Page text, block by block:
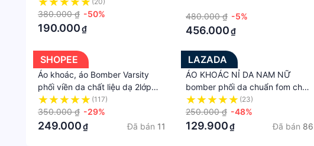
380.000 ₫ -50%
190.000₫
Khoáng, Mạnh Mẽ
480.000 ₫ -5%
456.000₫
SHOPEE
Áo khoác, áo Bomber Varsity
phối viền da chất liệu dạ 2lớp
nam nữ
(117)
350.000 ₫ -29%
249.000₫ Đã bán 11
LAZADA
ÁO KHOÁC NỈ DA NAM NỮ
bomber phối da chuẩn fom chất
nỉ ép cực đẹp luôn các chế ơi.
HOTTREND MỚI ÁO KHOÁC
BOMBER NAM, ÁO KHOÁC
(23)
250.000 ₫ -48%
129.900₫ Đã bán 86